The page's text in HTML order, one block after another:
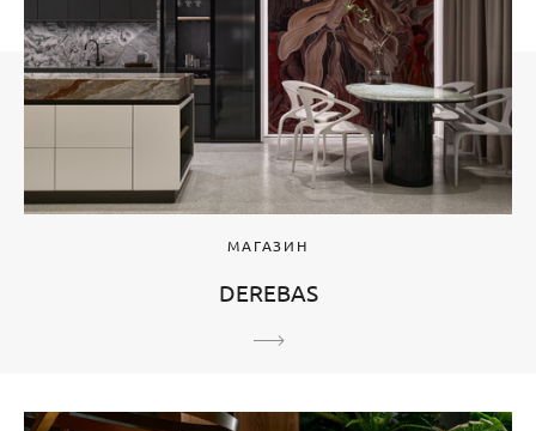
МАГАЗИН
DEREBAS